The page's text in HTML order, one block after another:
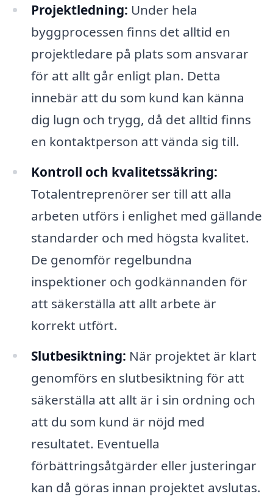
Projektledning: Under hela
byggprocessen finns det alltid en
projektledare på plats som ansvarar
för att allt går enligt plan. Detta
innebär att du som kund kan känna
dig lugn och trygg, då det alltid finns
en kontaktperson att vända sig till.
Kontroll och kvalitetssäkring:
Totalentreprenörer ser till att alla
arbeten utförs i enlighet med gällande
standarder och med högsta kvalitet.
De genomför regelbundna
inspektioner och godkännanden för
att säkerställa att allt arbete är
korrekt utfört.
Slutbesiktning: När projektet är klart
genomförs en slutbesiktning för att
säkerställa att allt är i sin ordning och
att du som kund är nöjd med
resultatet. Eventuella
förbättringsåtgärder eller justeringar
kan då göras innan projektet avslutas.